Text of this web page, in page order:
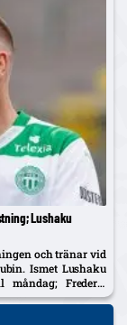
Lushaku
och tränar vid
Ismet Lushaku
Frederic